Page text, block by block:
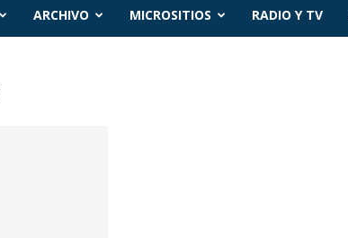
ARCHIVO MICROSITIOS RADIO Y TV